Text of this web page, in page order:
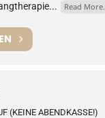
Read More.
(KEINE ABENDKASSE!)